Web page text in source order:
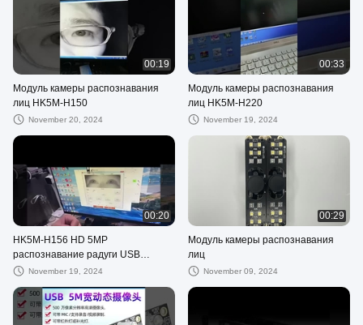
00:19
Модуль камеры распознавания
лиц HK5M-H150
November 20, 2024
00:33
Модуль камеры распознавания
лиц HK5M-H220
November 19, 2024
00:20
HK5M-H156 HD 5MP
распознавание радуги USB
Компьютерная камера
инфракрасный свет H150
November 19, 2024
00:29
Модуль камеры распознавания
лиц
November 09, 2024